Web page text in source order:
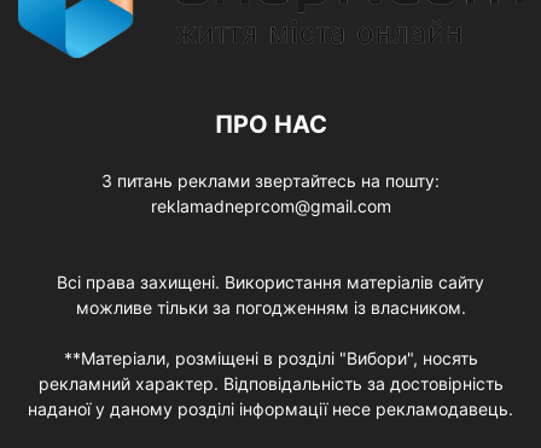
ПРО НАС
З питань реклами звертайтесь на пошту:
reklamadneprcom@gmail.com
Всі права захищені. Використання матеріалів сайту
можливе тільки за погодженням із власником.
**Матеріали, розміщені в розділі "Вибори", носять
рекламний характер. Відповідальність за достовірність
наданої у даному розділі інформації несе рекламодавець.